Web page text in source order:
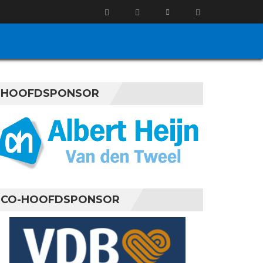
HOOFDSPONSOR
CO-HOOFDSPONSOR